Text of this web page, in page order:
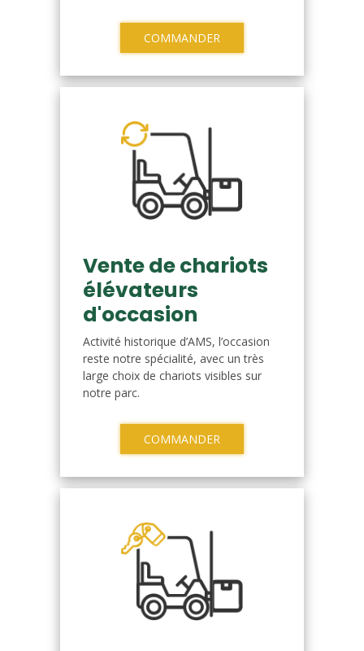
COMMANDER
Vente de chariots
élévateurs
d'occasion
Activité historique d’AMS, l’occasion
reste notre spécialité, avec un très
large choix de chariots visibles sur
notre parc.
COMMANDER